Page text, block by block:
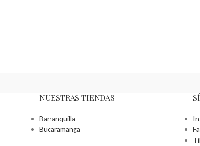
NUESTRAS TIENDAS
Barranquilla
Bucaramanga